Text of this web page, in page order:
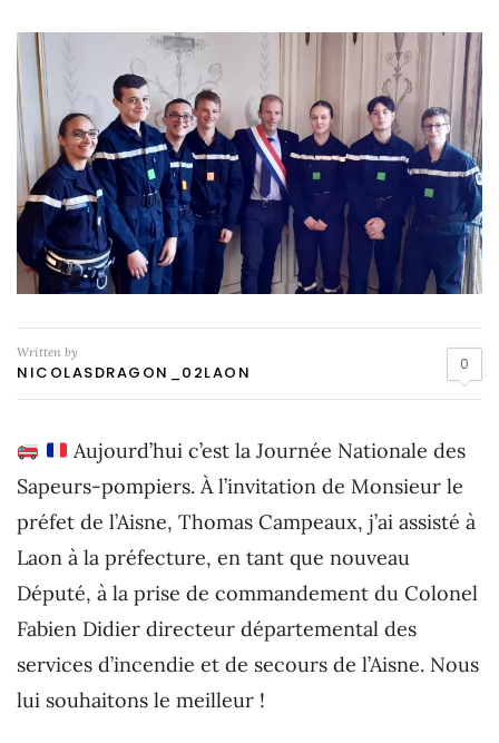
Written by
NICOLASDRAGON_02LAON 0
Aujourd’hui c’est la Journée Nationale des
Sapeurs-pompiers. À l’invitation de Monsieur le
préfet de l’Aisne, Thomas Campeaux, j’ai assisté à
Laon à la préfecture, en tant que nouveau
Député, à la prise de commandement du Colonel
Fabien Didier directeur départemental des
services d’incendie et de secours de l’Aisne. Nous
lui souhaitons le meilleur !